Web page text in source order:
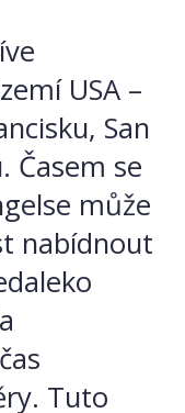
USA –
San
Časem se
může
nabídnout
Tuto